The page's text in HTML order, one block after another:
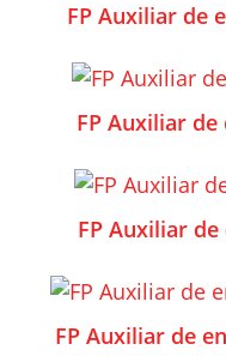
FP Auxiliar de
FP Auxiliar
FP Auxiliar
FP Auxiliar de